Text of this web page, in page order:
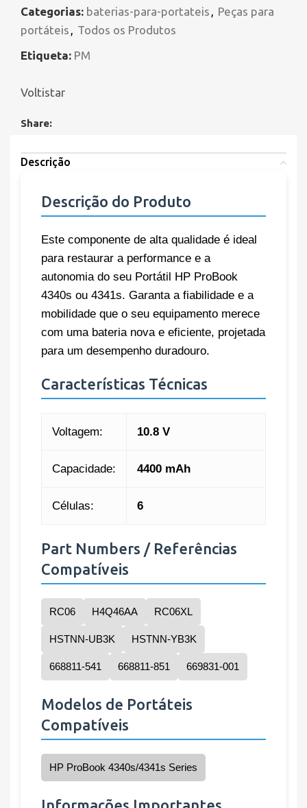
Categorias: baterias-para-portateis , Peças para
portáteis , Todos os Produtos
Etiqueta: PM
Voltistar
Share:
Descrição
Descrição do Produto
Este componente de alta qualidade é ideal
para restaurar a performance e a
autonomia do seu Portátil HP ProBook
4340s ou 4341s. Garanta a fiabilidade e a
mobilidade que o seu equipamento merece
com uma bateria nova e eficiente, projetada
para um desempenho duradouro.
Características Técnicas
Voltagem: 10.8 V
Capacidade: 4400 mAh
Células: 6
Part Numbers / Referências
Compatíveis
RC06 H4Q46AA RC06XL
HSTNN-UB3K HSTNN-YB3K
668811-541 668811-851 669831-001
Modelos de Portáteis
Compatíveis
HP ProBook 4340s/4341s Series